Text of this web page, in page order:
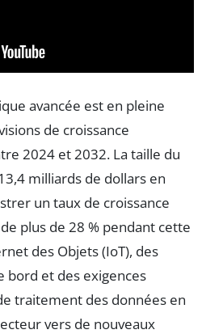
avancée est en pleine
de croissance
2024 et 2032. La taille du
milliards de dollars en
un taux de croissance
plus de 28 % pendant cette
des Objets (IoT), des
bord et des exigences
traitement des données en
vers de nouveaux